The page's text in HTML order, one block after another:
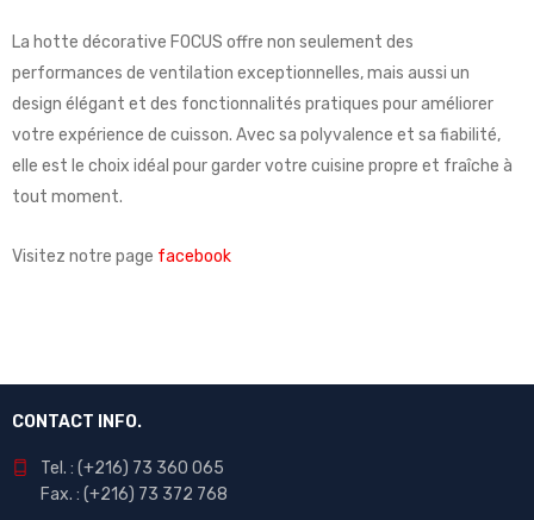
La hotte décorative FOCUS offre non seulement des
performances de ventilation exceptionnelles, mais aussi un
design élégant et des fonctionnalités pratiques pour améliorer
votre expérience de cuisson. Avec sa polyvalence et sa fiabilité,
elle est le choix idéal pour garder votre cuisine propre et fraîche à
tout moment.
Visitez notre page facebook
CONTACT INFO.
Tel. : (+216) 73 360 065
Fax. : (+216) 73 372 768